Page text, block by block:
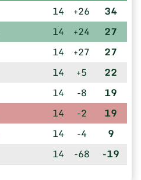
14 +26 34
14 +24 27
14 +27 27
14 +5 22
14 -8 19
14 -2 19
14 -4 9
14 -68 -19